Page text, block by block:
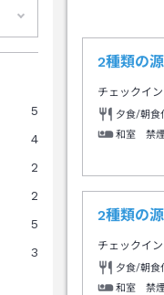
5
4
2
2
5
3
2種類の
チェックイ
夕食/朝食
和室 禁
2種類の
チェックイ
夕食/朝食
和室 禁